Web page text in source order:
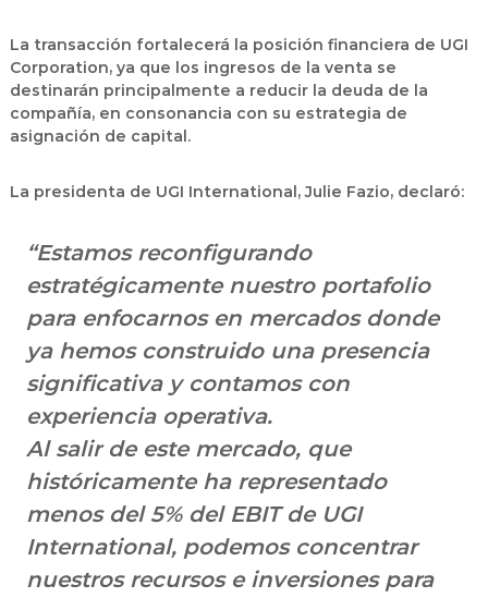
La transacción fortalecerá la posición financiera de UGI
Corporation, ya que los ingresos de la venta se
destinarán principalmente a reducir la deuda de la
compañía, en consonancia con su estrategia de
asignación de capital.
La presidenta de UGI International,Julie Fazio, declaró:
“Estamos reconfigurando
estratégicamente nuestro portafolio
para enfocarnos en mercados donde
ya hemos construido una presencia
significativa y contamos con
experiencia operativa.
Al salir de este mercado, que
históricamente ha representado
menos del 5% del EBIT de UGI
International, podemos concentrar
nuestros recursos e inversiones para